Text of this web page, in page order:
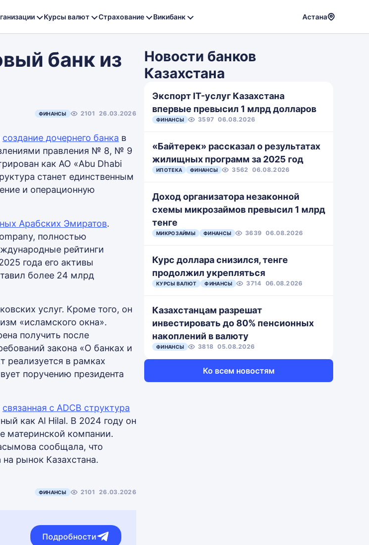
Курсы валют Страхование Викибанк Астана
банк из
ФИНАНСЫ 2101 26.03.2026
создание дочернего банка в
правления № 8, № 9
как АО «Abu Dhabi
станет единственным
и операционную
Арабских Эмиратов.
полностью
рейтинги
года его активы
более 24 млрд
услуг. Кроме того, он
«исламского окна».
получить после
закона «О банках и
реализуется в рамках
поручению президента
связанная с ADCB структура
как Al Hilal. В 2024 году он
материнской компании.
сообщала, что
рынок Казахстана.
ФИНАНСЫ 2101 26.03.2026
Подробности
Новости банков
Казахстана
Экспорт IT-услуг Казахстана
впервые превысил 1 млрд долларов
ФИНАНСЫ 3597 06.08.2026
«Байтерек» рассказал о результатах
жилищных программ за 2025 год
ИПОТЕКА ФИНАНСЫ 3562 06.08.2026
Доход организатора незаконной
схемы микрозаймов превысил 1 млрд
тенге
МИКРОЗАЙМЫ ФИНАНСЫ 3639 06.08.2026
Курс доллара снизился, тенге
продолжил укрепляться
КУРСЫ ВАЛЮТ ФИНАНСЫ 3714 06.08.2026
Казахстанцам разрешат
инвестировать до 80% пенсионных
накоплений в валюту
ФИНАНСЫ 3818 05.08.2026
Ко всем новостям